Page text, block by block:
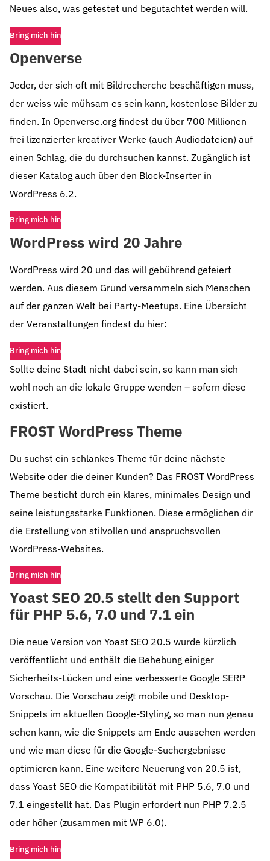
Neues also, was getestet und begutachtet werden will.
Bring mich hin
Openverse
Jeder, der sich oft mit Bildrecherche beschäftigen muss,
der weiss wie mühsam es sein kann, kostenlose Bilder zu
finden. In Openverse.org findest du über 700 Millionen
frei lizenzierter kreativer Werke (auch Audiodateien) auf
einen Schlag, die du durchsuchen kannst. Zugänglich ist
dieser Katalog auch über den Block-Inserter in
WordPress 6.2.
Bring mich hin
WordPress wird 20 Jahre
WordPress wird 20 und das will gebührend gefeiert
werden. Aus diesem Grund versammeln sich Menschen
auf der ganzen Welt bei Party-Meetups. Eine Übersicht
der Veranstaltungen findest du hier:
Bring mich hin
Sollte deine Stadt nicht dabei sein, so kann man sich
wohl noch an die lokale Gruppe wenden – sofern diese
existiert.
FROST WordPress Theme
Du suchst ein schlankes Theme für deine nächste
Website oder die deiner Kunden? Das FROST WordPress
Theme besticht durch ein klares, minimales Design und
seine leistungsstarke Funktionen. Diese ermöglichen dir
die Erstellung von stilvollen und anspruchsvollen
WordPress-Websites.
Bring mich hin
Yoast SEO 20.5 stellt den Support
für PHP 5.6, 7.0 und 7.1 ein
Die neue Version von Yoast SEO 20.5 wurde kürzlich
veröffentlicht und enthält die Behebung einiger
Sicherheits-Lücken und eine verbesserte Google SERP
Vorschau. Die Vorschau zeigt mobile und Desktop-
Snippets im aktuellen Google-Styling, so man nun genau
sehen kann, wie die Snippets am Ende aussehen werden
und wie man diese für die Google-Suchergebnisse
optimieren kann. Eine weitere Neuerung von 20.5 ist,
dass Yoast SEO die Kompatibilität mit PHP 5.6, 7.0 und
7.1 eingestellt hat. Das Plugin erfordert nun PHP 7.2.5
oder höher (zusammen mit WP 6.0).
Bring mich hin